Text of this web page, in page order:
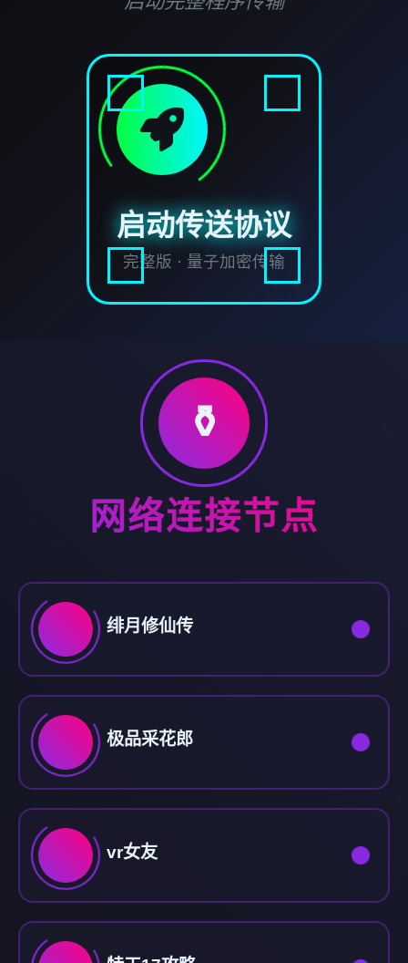
启动传送协议
完整版 · 量子加密传输
⚱️
网络连接节点
绯月修仙传
极品采花郎
vr女友